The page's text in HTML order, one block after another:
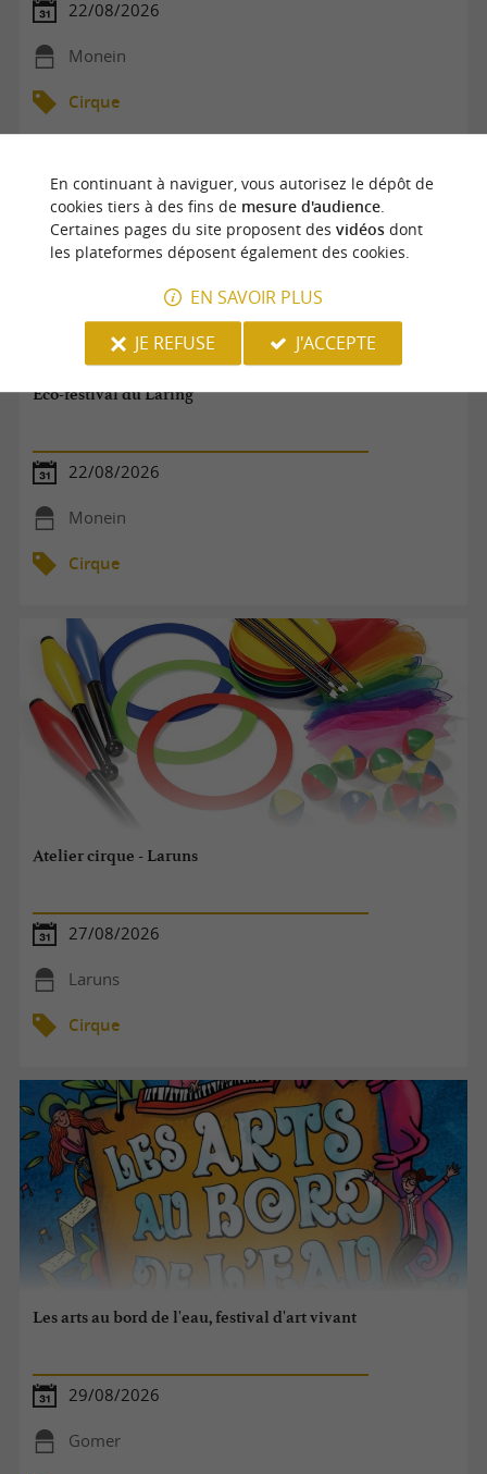
22/08/2026
Monein
Cirque
Eco-festival du Laring
22/08/2026
Monein
Cirque
Atelier cirque - Laruns
27/08/2026
Laruns
Cirque
Les arts au bord de l'eau, festival d'art vivant
29/08/2026
Gomer
En continuant à naviguer, vous autorisez le dépôt de
cookies tiers à des fins de mesure d'audience.
Certaines pages du site proposent des vidéosdont
les plateformes déposent également des cookies.
EN SAVOIR PLUS
JE REFUSE
J'ACCEPTE